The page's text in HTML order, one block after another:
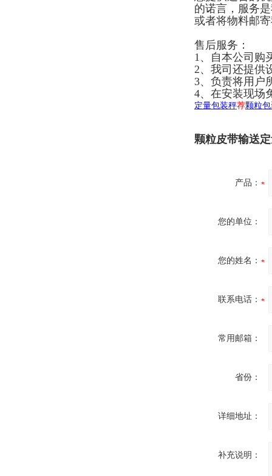
的诺言，服务
或者将物料邮
售后服务：
1、自本公司购
2、我司还提供
3、负责将用户
4、在安装现场
定量包装秤荐颗粒
颗粒皮带输送
产品：
您的单位：
您的姓名：
联系电话：
常用邮箱：
省份：
详细地址：
补充说明：